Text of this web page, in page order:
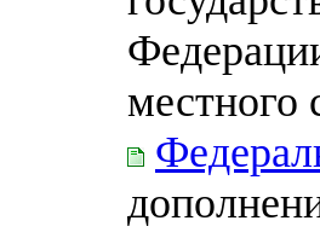
местного